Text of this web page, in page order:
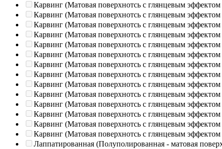
Карвинг (Матовая поверхнотсь с глянцевым эффектом
Карвинг (Матовая поверхнотсь с глянцевым эффектом
Карвинг (Матовая поверхнотсь с глянцевым эффектом
Карвинг (Матовая поверхнотсь с глянцевым эффектом
Карвинг (Матовая поверхнотсь с глянцевым эффектом
Карвинг (Матовая поверхнотсь с глянцевым эффектом
Карвинг (Матовая поверхнотсь с глянцевым эффектом
Карвинг (Матовая поверхнотсь с глянцевым эффектом
Карвинг (Матовая поверхнотсь с глянцевым эффектом
Карвинг (Матовая поверхнотсь с глянцевым эффектом
Карвинг (Матовая поверхнотсь с глянцевым эффектом
Карвинг (Матовая поверхнотсь с глянцевым эффектом
Карвинг (Матовая поверхнотсь с глянцевым эффектом
Карвинг (Матовая поверхнотсь с глянцевым эффектом
Лаппатированная (Полуполированная - матовая